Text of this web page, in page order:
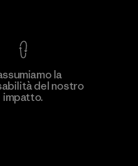
la
del nostro
impatto.